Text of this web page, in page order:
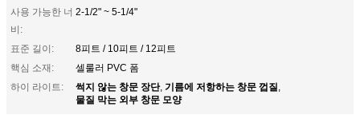
사용 가능한 너
비:
2-1/2" ~ 5-1/4"
표준 길이:
8피트 / 10피트 / 12피트
핵심 소재:
셀룰러 PVC 폼
하이 라이트:
썩지 않는 창문 장단, 기름에 저항하는 창문 껍질,
물질 막는 외부 창문 모양